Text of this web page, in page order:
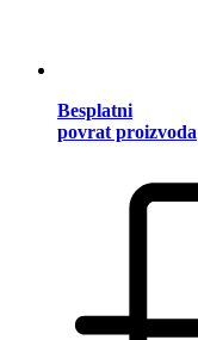
Besplatni
povrat proizvoda